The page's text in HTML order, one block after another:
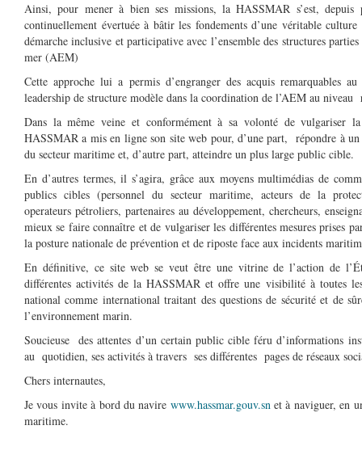
Ainsi, pour mener à bien ses missions, la HASSMAR s’est, depuis
continuellement évertuée à bâtir les fondements d’une véritable
démarche inclusive et participative avec l’ensemble des structures
mer (AEM)
Cette approche lui a permis d’engranger des acquis remarquables
leadership de structure modèle dans la coordination de l’AEM au niveau
Dans la même veine et conformément à sa volonté de vulgariser
HASSMAR a mis en ligne son site web pour, d’une part, répondre à
du secteur maritime et, d’autre part, atteindre un plus large public cible.
En d’autres termes, il s’agira, grâce aux moyens multimédias de
publics cibles (personnel du secteur maritime, acteurs de la
operateurs pétroliers, partenaires au développement, chercheurs,
mieux se faire connaître et de vulgariser les différentes mesures prises
la posture nationale de prévention et de riposte face aux incidents
En définitive, ce site web se veut être une vitrine de l’action de
différentes activités de la HASSMAR et offre une visibilité à toutes
national comme international traitant des questions de sécurité et de
l’environnement marin.
Soucieuse des attentes d’un certain public cible féru d’informations
au quotidien, ses activités à travers ses différentes pages de réseaux
Chers internautes,
Je vous invite à bord du navire www.hassmar.gouv.snet à naviguer, en
maritime.